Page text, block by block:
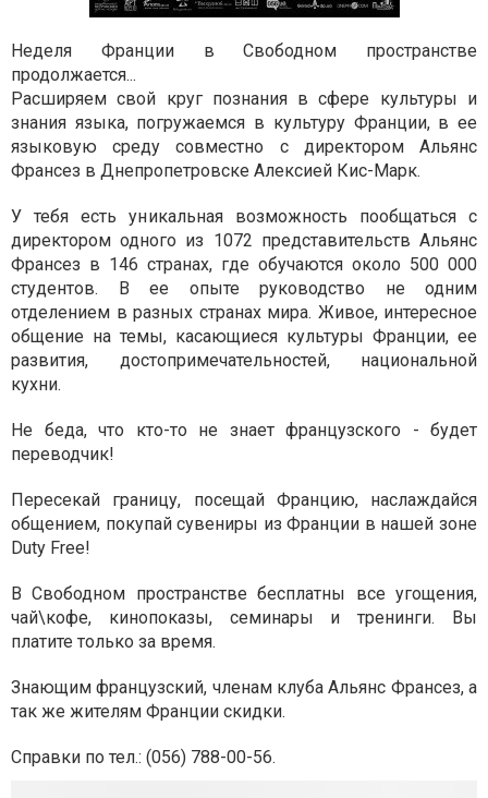
Неделя Франции в Свободном пространстве
продолжается...
Расширяем свой круг познания в сфере культуры и
знания языка, погружаемся в культуру Франции, в ее
языковую среду совместно с директором Альянс
Франсез в Днепропетровске Алексией Кис-Марк.
У тебя есть уникальная возможность пообщаться с
директором одного из 1072 представительств Альянс
Франсез в 146 странах, где обучаются около 500 000
студентов. В ее опыте руководство не одним
отделением в разных странах мира. Живое, интересное
общение на темы, касающиеся культуры Франции, ее
развития, достопримечательностей, национальной
кухни.
Не беда, что кто-то не знает французского - будет
переводчик!
Пересекай границу, посещай Францию, наслаждайся
общением, покупай сувениры из Франции в нашей зоне
Duty Free!
В Свободном пространстве бесплатны все угощения,
чай\кофе, кинопоказы, семинары и тренинги. Вы
платите только за время.
Знающим французский, членам клуба Альянс Франсез, а
так же жителям Франции скидки.
Справки по тел.: (056) 788-00-56.